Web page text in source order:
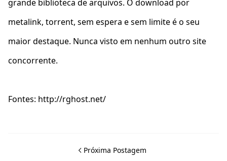
grande biblioteca de arquivos. O download por
metalink, torrent, sem espera e sem limite é o seu
maior destaque. Nunca visto em nenhum outro site
concorrente.
Fontes: http://rghost.net/
Próxima Postagem